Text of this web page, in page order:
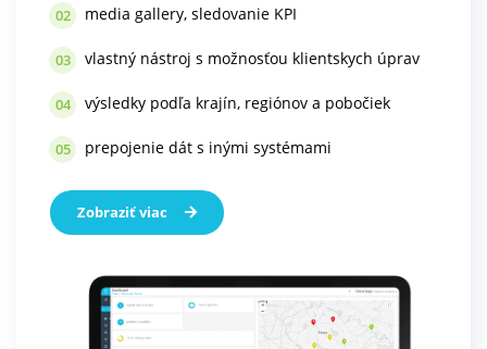
02 media gallery, sledovanie KPI
03 vlastný nástroj s možnosťou klientskych úprav
04 výsledky podľa krajín, regiónov a pobočiek
05 prepojenie dát s inými systémami
Zobraziť viac